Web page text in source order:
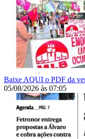
Baixe AQUI o PDF da
05/08/2026 às 07:05